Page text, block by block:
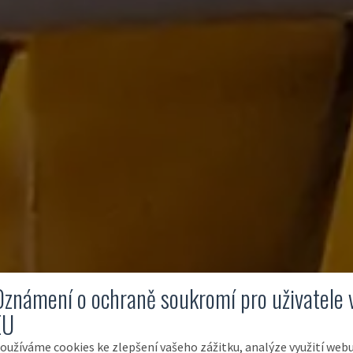
o ochraně soukromí pro uživatele
cookies ke zlepšení vašeho zážitku, analýze využití